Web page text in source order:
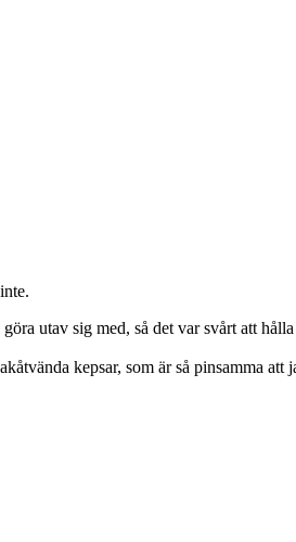
utav sig med, så det var svårt att
kepsar, som är så pinsamma att